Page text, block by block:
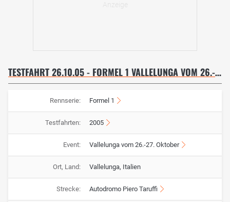
TESTFAHRT 26.10.05 - FORMEL 1 VALLELUNGA VOM 26.-27. OKTOBER
Rennserie: Formel 1
Testfahrten: 2005
Event: Vallelunga vom 26.-27. Oktober
Ort, Land: Vallelunga, Italien
Strecke: Autodromo Piero Taruffi